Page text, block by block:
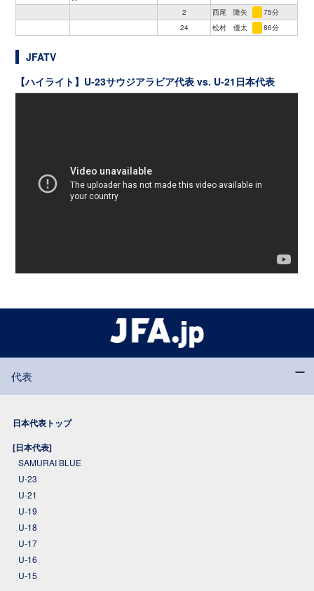
2
西尾 隆矢
75分
24
松村 優太 86分
JFATV
【ハイライト】U-23サウジアラビア代表 vs. U-21日本代表
代表
日本代表トップ
[日本代表]
SAMURAI BLUE
U-23
U-21
U-19
U-18
U-17
U-16
U-15